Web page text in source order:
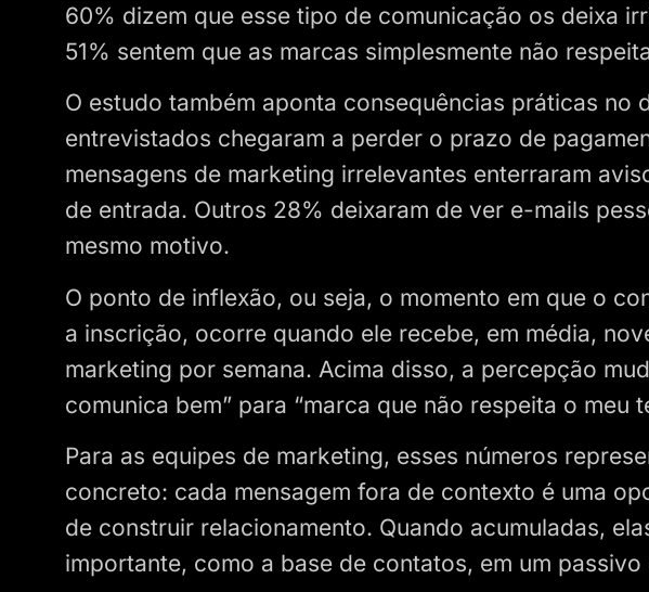
60% dizem que esse tipo de comunicação os deixa
51% sentem que as marcas simplesmente não
O estudo também aponta consequências práticas no
entrevistados chegaram a perder o prazo de
mensagens de marketing irrelevantes enterraram
de entrada. Outros 28% deixaram de ver e-mails
mesmo motivo.
O ponto de inflexão, ou seja, o momento em que o
a inscrição, ocorre quando ele recebe, em média,
marketing por semana. Acima disso, a percepção
comunica bem” para “marca que não respeita o meu
Para as equipes de marketing, esses números
concreto: cada mensagem fora de contexto é uma
de construir relacionamento. Quando acumuladas,
importante, como a base de contatos, em um